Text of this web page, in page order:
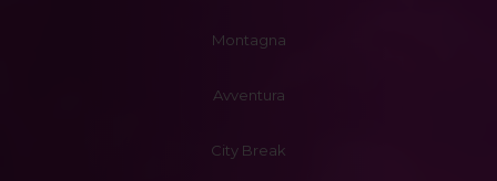
Montagna
Avventura
City Break